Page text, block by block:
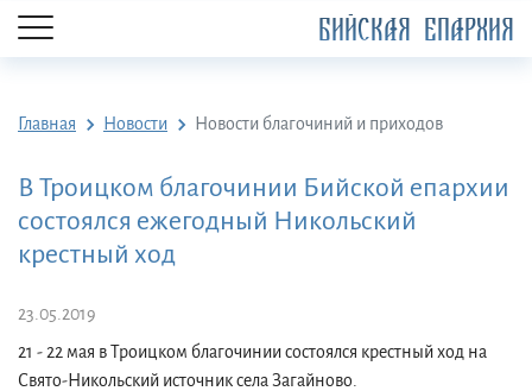
БИЙСКАЯ ЕПАРХИЯ
Главная Новости Новости благочиний и приходов
В Троицком благочинии Бийской епархии
состоялся ежегодный Никольский
крестный ход
23.05.2019
21 - 22 мая в Троицком благочинии состоялся крестный ход на
Свято-Никольский источник села Загайново.